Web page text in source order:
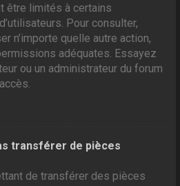
être limités à certains
Pour consulter,
n’importe quelle autre action,
adéquates. Essayez
ou un administrateur du forum
transférer de pièces
de transférer des pièces